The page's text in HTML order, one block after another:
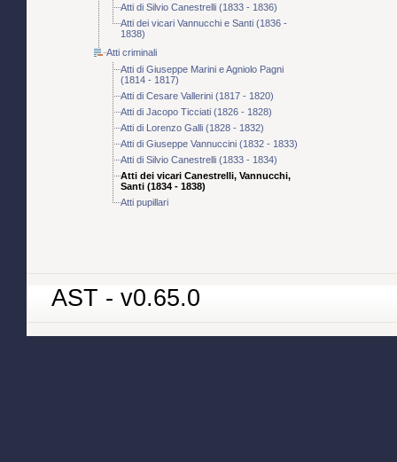
Atti di Silvio Canestrelli (1833 - 1836)
Atti dei vicari Vannucchi e Santi (1836 -
1838)
Atti criminali
Atti di Giuseppe Marini e Agniolo Pagni
(1814 - 1817)
Atti di Cesare Vallerini (1817 - 1820)
Atti di Jacopo Ticciati (1826 - 1828)
Atti di Lorenzo Galli (1828 - 1832)
Atti di Giuseppe Vannuccini (1832 - 1833)
Atti di Silvio Canestrelli (1833 - 1834)
Atti dei vicari Canestrelli, Vannucchi,
Santi (1834 - 1838)
Atti pupillari
AST - v0.65.0